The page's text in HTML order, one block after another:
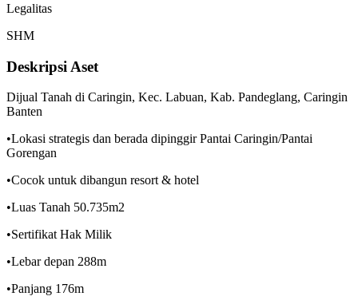
Legalitas
SHM
Deskripsi Aset
Dijual Tanah di Caringin, Kec. Labuan, Kab. Pandeglang, Caringin
Banten
•Lokasi strategis dan berada dipinggir Pantai Caringin/Pantai
Gorengan
•Cocok untuk dibangun resort & hotel
•Luas Tanah 50.735m2
•Sertifikat Hak Milik
•Lebar depan 288m
•Panjang 176m